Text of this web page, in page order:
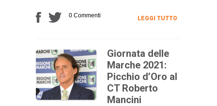
0 Commenti LEGGI TUTTO
Giornata delle
Marche 2021:
Picchio d’Oro al
CT Roberto
Mancini